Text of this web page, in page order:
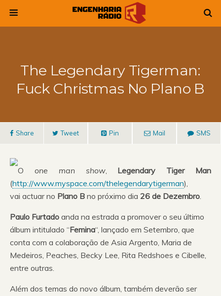
The Legendary Tigerman:
Fuck Christmas No Plano B
Share Tweet Pin Mail SMS
O one man show, Legendary Tiger Man
(http://www.myspace.com/thelegendarytigerman),
vai actuar no Plano B no próximo dia 26 de Dezembro.
Paulo Furtado anda na estrada a promover o seu último
álbum intitulado “Femina“, lançado em Setembro, que
conta com a colaboração de Asia Argento, Maria de
Medeiros, Peaches, Becky Lee, Rita Redshoes e Cibelle,
entre outras.
Além dos temas do novo álbum, também deverão ser